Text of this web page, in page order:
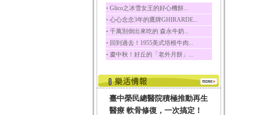
五味子
五味子性質溫熱所含營
養成分有揮發油、檸...
草魚
草魚含有維生素A、維生
素C、及豐富的蛋白...
‧ Glico之冰雪女王的好心機餅...
‧ 心心念念3年的鷹牌GHIRARDE...
‧ 千萬別倒出來吃的 森永牛奶...
‧ 回到過去！1955美式培根牛肉...
‧ 慶中秋！好丘的「老外月餅」...
臺中榮民總醫院積極推動再生
醫療 軟骨修復，一次搞定！